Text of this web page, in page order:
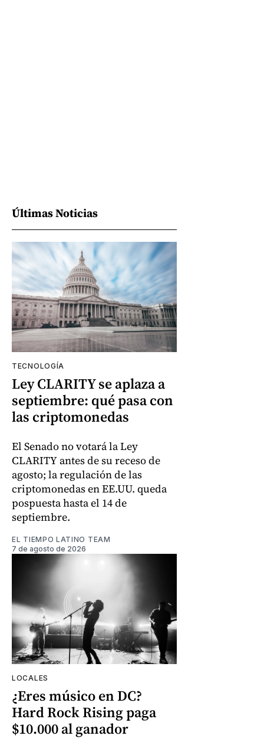
Últimas Noticias
TECNOLOGÍA
Ley CLARITY se aplaza a
septiembre: qué pasa con
las criptomonedas
El Senado no votará la Ley
CLARITY antes de su receso de
agosto; la regulación de las
criptomonedas en EE.UU. queda
pospuesta hasta el 14 de
septiembre.
EL TIEMPO LATINO TEAM
7 de agosto de 2026
LOCALES
¿Eres músico en DC?
Hard Rock Rising paga
$10.000 al ganador